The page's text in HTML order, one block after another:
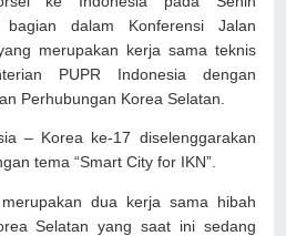
bagian dalam Konferensi Jalan
merupakan kerja sama teknis
PUPR Indonesia dengan
Perhubungan Korea Selatan.
– Korea ke-17 diselenggarakan
tema “Smart City for IKN”.
dua kerja sama hibah
Selatan yang saat ini sedang